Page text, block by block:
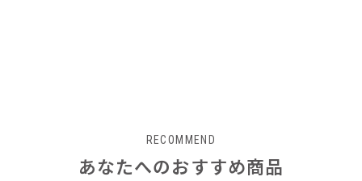
RECOMMEND
あなたへのおすすめ商品